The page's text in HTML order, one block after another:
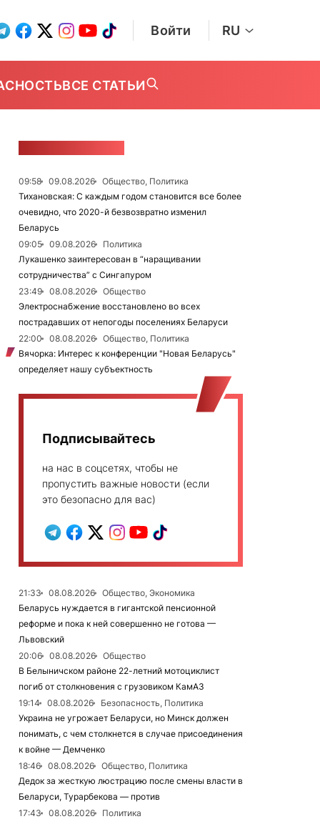
Войти RU
ВСЕ СТАТЬИ
09:58 09.08.2026
Общество, Политика
Тихановская: С каждым годом становится все более
очевидно, что 2020-й безвозвратно изменил
Беларусь
09:05
09.08.2026
Политика
Лукашенко заинтересован в “наращивании
сотрудничества” с Сингапуром
23:49
08.08.2026
Общество
Электроснабжение восстановлено во всех
пострадавших от непогоды поселениях Беларуси
22:00
08.08.2026
Общество, Политика
Вячорка: Интерес к конференции "Новая Беларусь"
определяет нашу субъектность
Подписывайтесь
на нас в соцсетях, чтобы не
пропустить важные новости (если
это безопасно для вас)
21:33 08.08.2026
Общество, Экономика
Беларусь нуждается в гигантской пенсионной
реформе и пока к ней совершенно не готова —
Львовский
20:06
08.08.2026
Общество
В Белыничском районе 22-летний мотоциклист
погиб от столкновения с грузовиком КамАЗ
19:14
08.08.2026
Безопасность, Политика
Украина не угрожает Беларуси, но Минск должен
понимать, с чем столкнется в случае присоединения
к войне — Демченко
18:46
08.08.2026
Общество, Политика
Дедок за жесткую люстрацию после смены власти в
Беларуси, Турарбекова — против
17:43
08.08.2026
Политика